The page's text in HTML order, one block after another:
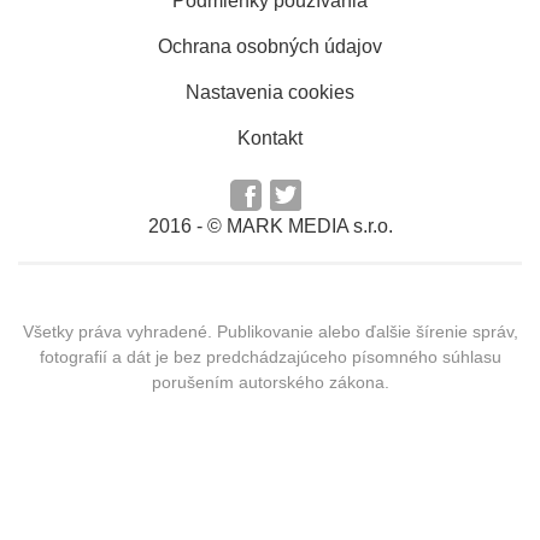
Ochrana osobných údajov
Nastavenia cookies
Kontakt
2016 - © MARK MEDIA s.r.o.
Všetky práva vyhradené. Publikovanie alebo ďalšie šírenie správ,
fotografií a dát je bez predchádzajúceho písomného súhlasu
porušením autorského zákona.